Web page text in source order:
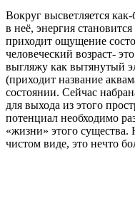
Вокруг высветляется
в неё, энергия
приходит ощущение
человеческий возраст-
выгляжу как вытянутый
(приходит название
состоянии. Сейчас
для выхода из этого
потенциал необходимо
«жизни» этого существа.
чистом виде, это нечто